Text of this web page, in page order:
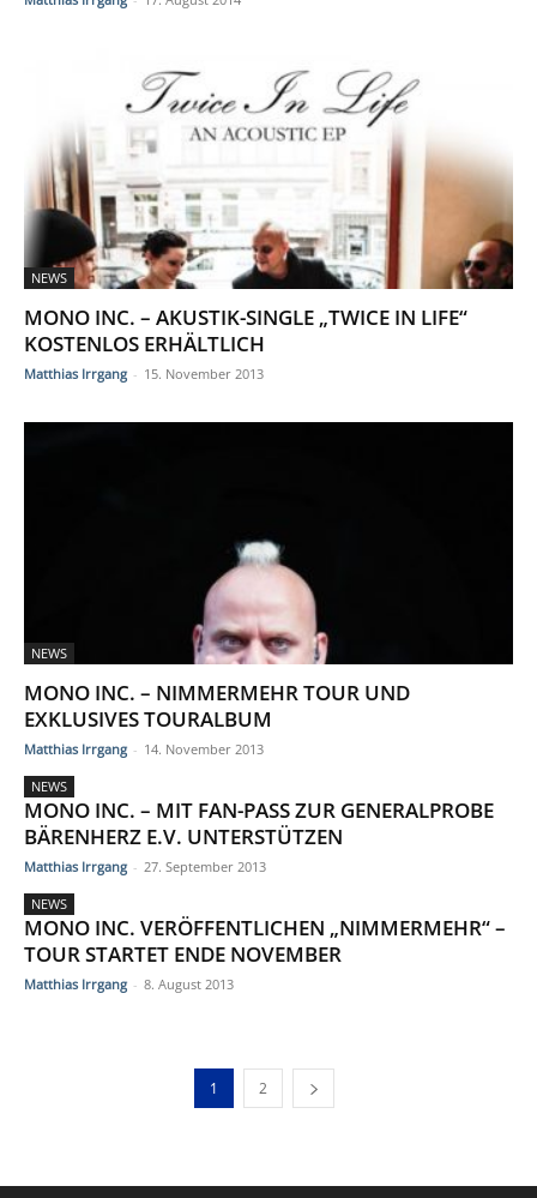
NEWS
MONO INC. – AKUSTIK-SINGLE „TWICE IN LIFE“
KOSTENLOS ERHÄLTLICH
Matthias Irrgang - 15. November 2013
NEWS
MONO INC. – NIMMERMEHR TOUR UND
EXKLUSIVES TOURALBUM
Matthias Irrgang - 14. November 2013
NEWS
MONO INC. – MIT FAN-PASS ZUR GENERALPROBE
BÄRENHERZ E.V. UNTERSTÜTZEN
Matthias Irrgang - 27. September 2013
NEWS
MONO INC. VERÖFFENTLICHEN „NIMMERMEHR“ –
TOUR STARTET ENDE NOVEMBER
Matthias Irrgang - 8. August 2013
1 2